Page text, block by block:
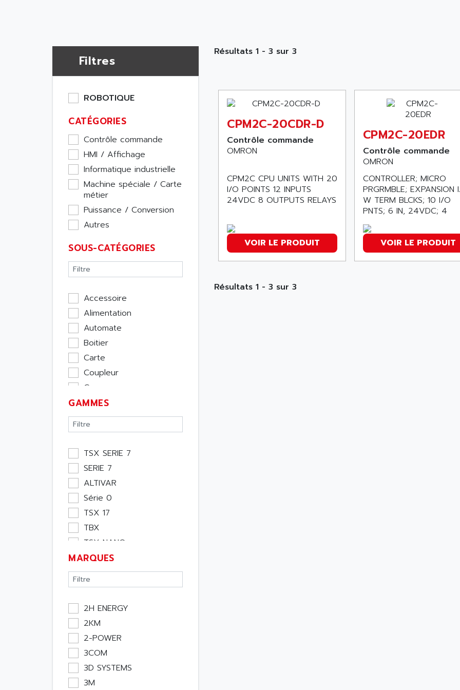
Filtres
ROBOTIQUE
CATÉGORIES
Contrôle commande
HMI / Affichage
Informatique industrielle
Machine spéciale / Carte
métier
Puissance / Conversion
Autres
SOUS-CATÉGORIES
Accessoire
Alimentation
Automate
Boitier
Carte
Coupleur
Cpu
Ecran
Entrée / Sortie
Memoire
Module Métier
Moteur
Pupitre Opérateur
Rack
Etude
Software
Variateur
Actif
Consommable
Energie
Optoélectronique
Passif
Bureau
Emballage
Informatique
GAMMES
TSX SERIE 7
SERIE 7
ALTIVAR
Série 0
TSX 17
TBX
TSX NANO
TSX PREMIUM
ASI
APRIL 5000
XUD
TSX MICRO
MAGELIS
TCCX
CCX17
TELEFAST
MARQUES
2H ENERGY
2KM
2-POWER
3COM
3D SYSTEMS
3M
Résultats 1 - 3 sur 3
CPM2C-20CDR-D
Contrôle commande
OMRON
CPM2C CPU UNITS WITH 20
I/O POINTS 12 INPUTS
24VDC 8 OUTPUTS RELAYS
VOIR LE PRODUIT
CPM2C-20EDR
Contrôle commande
OMRON
CONTROLLER; MICRO
PRGRMBLE; EXPANSION
W TERM BLCKS; 10 I/O
PNTS; 6 IN, 24VDC; 4
VOIR LE PRODUIT
Résultats 1 - 3 sur 3